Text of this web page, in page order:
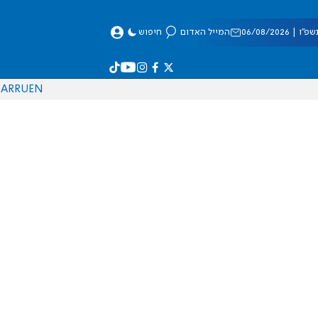
08/2026 המייל האדום חיפוש
EN
RU
AR